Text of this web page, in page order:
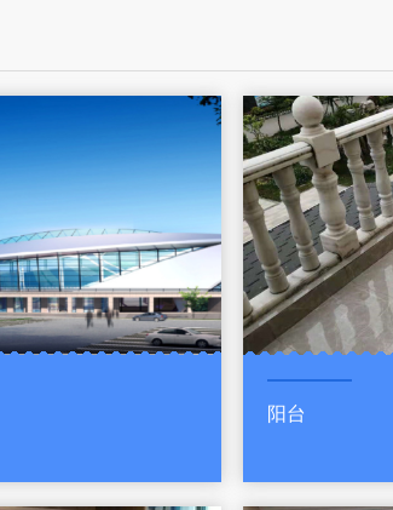
阳台